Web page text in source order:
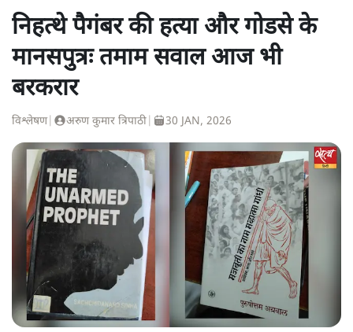
निहत्थे पैगंबर की हत्या और गोडसे के
मानसपुत्रः तमाम सवाल आज भी
बरकरार
विश्लेषण| अरुण कुमार त्रिपाठी 30 JAN, 2026